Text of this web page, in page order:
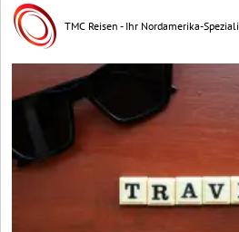
TMC Reisen - Ihr Nordamerika-